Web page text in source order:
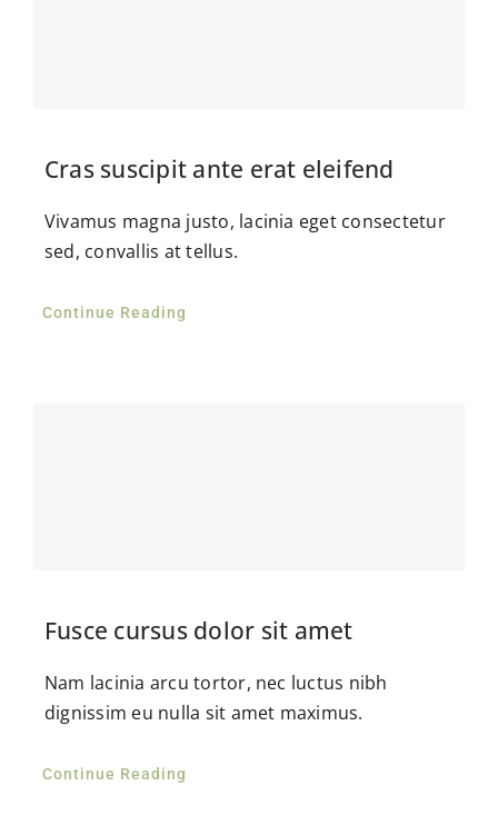
Contact
Cras suscipit ante erat eleifend
Vivamus magna justo, lacinia eget consectetur
sed, convallis at tellus.
Continue Reading
Fusce cursus dolor sit amet
Nam lacinia arcu tortor, nec luctus nibh
dignissim eu nulla sit amet maximus.
Continue Reading